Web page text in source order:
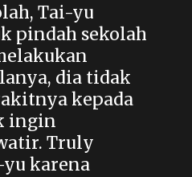
Tai-yu
pindah sekolah
dia tidak
kepada
ingin
Truly
yu karena